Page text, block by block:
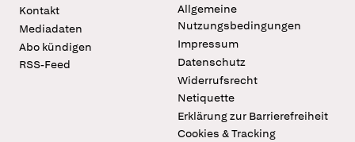
Kontakt
Mediadaten
Abo kündigen
RSS-Feed
Allgemeine
Nutzungsbedingungen
Impressum
Datenschutz
Widerrufsrecht
Netiquette
Erklärung zur Barrierefreiheit
Cookies & Tracking